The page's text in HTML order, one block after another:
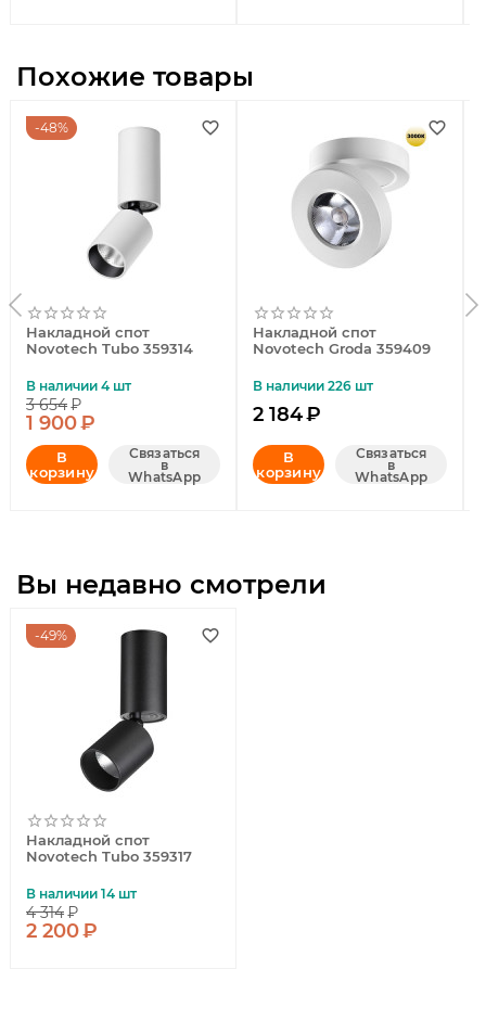
Похожие товары
48%
Накладной спот
Novotech Tubo 359314
В наличии 4 шт
3 654₽
1 900₽
В
корзину
Связаться
в
WhatsApp
Накладной спот
Novotech Groda 359409
В наличии 226 шт
2 184₽
В
корзину
Связаться
в
WhatsApp
Вы недавно смотрели
49%
Накладной спот
Novotech Tubo 359317
В наличии 14 шт
4 314₽
2 200₽